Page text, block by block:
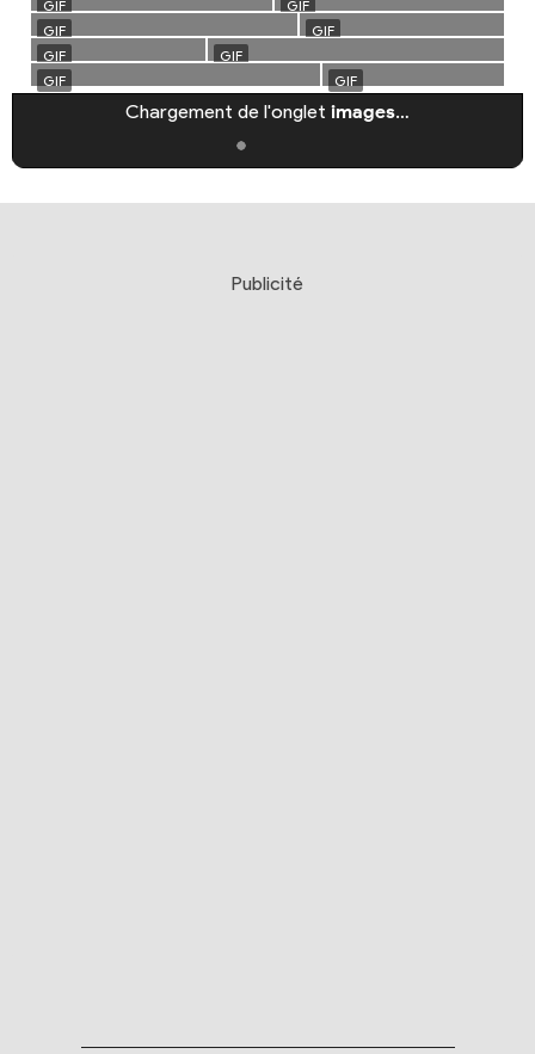
Chargement de l'onglet images…
Publicité